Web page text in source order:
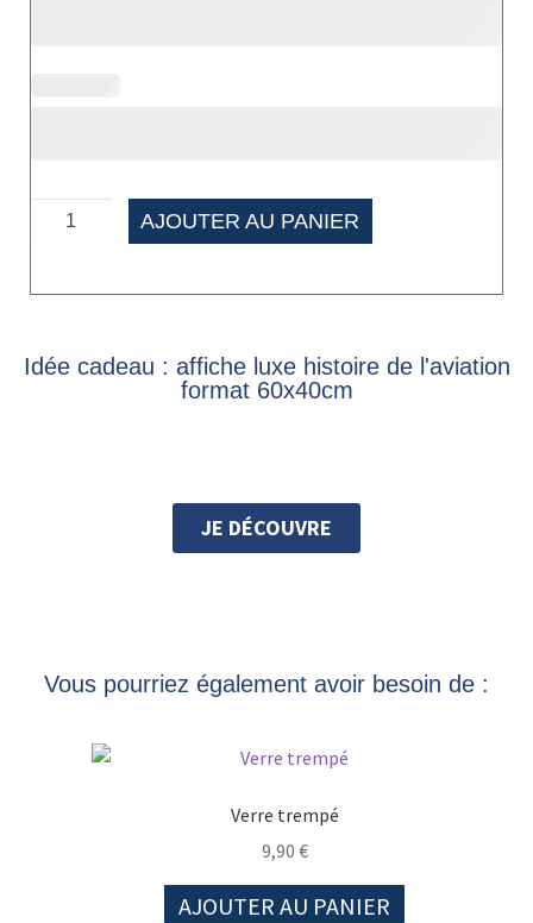
AJOUTER AU PANIER
Idée cadeau : affiche luxe histoire de l'aviation
format 60x40cm
JE DÉCOUVRE
Vous pourriez également avoir besoin de :
Verre trempé
9,90 €
AJOUTER AU PANIER